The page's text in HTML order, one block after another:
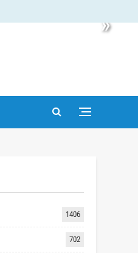
»
1406
702